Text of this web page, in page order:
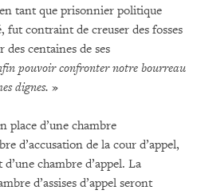
tant que prisonnier politique
fut contraint de creuser des fosses
centaines de ses
pouvoir confronter notre bourreau
dignes. »
place d’une chambre
d’accusation de la cour d’appel,
d’une chambre d’appel. La
d’assises d’appel seront